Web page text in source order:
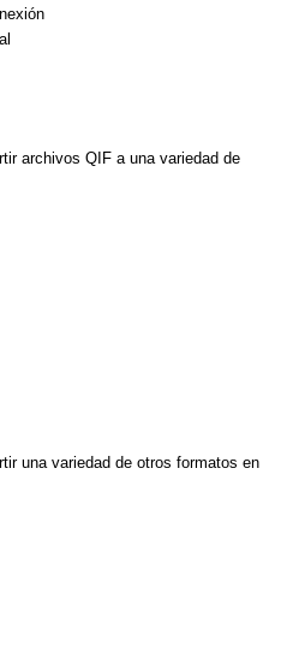
archivos QIF a una variedad de
una variedad de otros formatos en